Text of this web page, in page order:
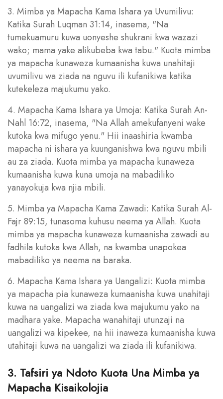
3. Mimba ya Mapacha Kama Ishara ya Uvumilivu:
Katika Surah Luqman 31:14, inasema, "Na
tumekuamuru kuwa uonyeshe shukrani kwa wazazi
wako; mama yake alikubeba kwa tabu." Kuota mimba
ya mapacha kunaweza kumaanisha kuwa unahitaji
uvumilivu wa ziada na nguvu ili kufanikiwa katika
kutekeleza majukumu yako.
4. Mapacha Kama Ishara ya Umoja: Katika Surah An-
Nahl 16:72, inasema, "Na Allah amekufanyeni wake
kutoka kwa mifugo yenu." Hii inaashiria kwamba
mapacha ni ishara ya kuunganishwa kwa nguvu mbili
au za ziada. Kuota mimba ya mapacha kunaweza
kumaanisha kuwa kuna umoja na mabadiliko
yanayokuja kwa njia mbili.
5. Mimba ya Mapacha Kama Zawadi: Katika Surah Al-
Fajr 89:15, tunasoma kuhusu neema ya Allah. Kuota
mimba ya mapacha kunaweza kumaanisha zawadi au
fadhila kutoka kwa Allah, na kwamba unapokea
mabadiliko ya neema na baraka.
6. Mapacha Kama Ishara ya Uangalizi: Kuota mimba
ya mapacha pia kunaweza kumaanisha kuwa unahitaji
kuwa na uangalizi wa ziada kwa majukumu yako na
madhara yake. Mapacha wanahitaji utunzaji na
uangalizi wa kipekee, na hii inaweza kumaanisha kuwa
utahitaji kuwa na uangalizi wa ziada ili kufanikiwa.
3. Tafsiri ya Ndoto Kuota Una Mimba ya
Mapacha Kisaikolojia